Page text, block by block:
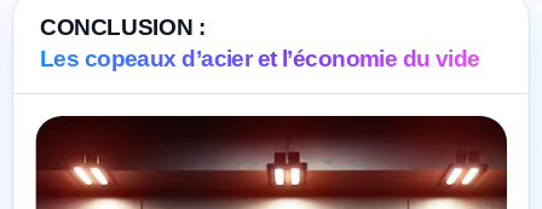
CONCLUSION :
Les copeaux d’acier et l’économie du vide